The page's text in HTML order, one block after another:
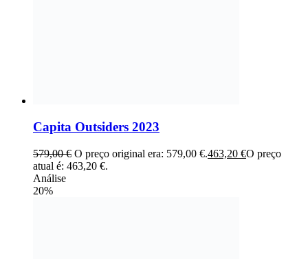
Capita Outsiders 2023
579,00€ O preço original era: 579,00 €.463,20 €O preço
atual é: 463,20 €.
Análise
20%